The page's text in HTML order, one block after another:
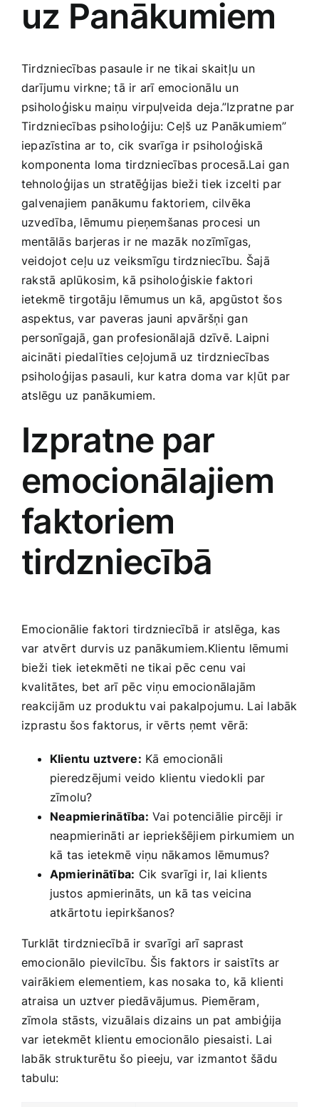
Medicīnas preces
Pakalpojumi
Pārtikas preces
Preces birojam
Preces pieaugušajiem
Rotaļlietas, bērnu preces
Smaržas, kosmētika
Sports, tūrisms un atpūta
TV un Sadzīves tehnika
Zoo preces
uz Panākumiem
Tirdzniecības pasaule ir ne ⁣tikai skaitļu un
darījumu virkne;⁢ tā ir arī emocionālu​ un
psiholoģisku ⁢maiņu virpuļveida deja.”Izpratne par
Tirdzniecības psiholoģiju: Ceļš uz Panākumiem”
iepazīstina ar to, cik​ svarīga ir psiholoģiskā
komponenta ‍loma tirdzniecības procesā.Lai gan
tehnoloģijas un stratēģijas bieži tiek izcelti par
galvenajiem panākumu faktoriem, cilvēka
uzvedība, lēmumu pieņemšanas procesi un
mentālās barjeras ir ne mazāk nozīmīgas,
veidojot ceļu uz veiksmīgu tirdzniecību. Šajā
rakstā aplūkosim, kā psiholoģiskie faktori⁣
ietekmē tirgotāju lēmumus un kā, apgūstot šos
aspektus, var ⁤paveras jauni apvāršņi gan
personīgajā, gan profesionālajā dzīvē. Laipni
aicināti piedalīties ceļojumā uz tirdzniecības
psiholoģijas⁢ pasauli, kur katra doma var kļūt ‍par
atslēgu uz panākumiem.
Izpratne⁣ par
emocionālajiem⁤
faktoriem
tirdzniecībā
Emocionālie faktori tirdzniecībā ir atslēga, ‌kas
var atvērt durvis uz panākumiem.Klientu lēmumi
bieži⁤ tiek ietekmēti ne tikai pēc cenu vai
kvalitātes, bet arī ⁤pēc viņu emocionālajām
reakcijām uz produktu vai pakalpojumu. Lai labāk
izprastu šos faktorus, ir vērts ņemt vērā:
Klientu uztvere: Kā emocionāli
pieredzējumi veido klientu viedokli par⁤
zīmolu?
Neapmierinātība: Vai potenciālie pircēji ir
neapmierināti ar iepriekšējiem pirkumiem un
kā ‌tas ietekmē viņu​ nākamos lēmumus?
Apmierinātība: Cik svarīgi ir, lai klients
justos apmierināts, un kā tas ⁣veicina
atkārtotu iepirkšanos?
Turklāt tirdzniecībā ir svarīgi arī saprast
emocionālo ⁣pievilcību. Šis faktors ir saistīts ar
vairākiem elementiem, kas nosaka to, kā klienti
atraisa un ‌uztver piedāvājumus. Piemēram,‍
zīmola stāsts, vizuālais dizains un pat ​ambiģija
var ‌ietekmēt klientu emocionālo piesaisti. Lai
‍labāk strukturētu šo pieeju, var izmantot šādu
tabulu: